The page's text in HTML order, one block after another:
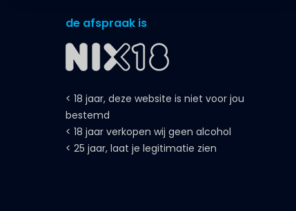
de afspraak is
< 18 jaar, deze website is niet voor jou
bestemd
< 18 jaar verkopen wij geen alcohol
< 25 jaar, laat je legitimatie zien